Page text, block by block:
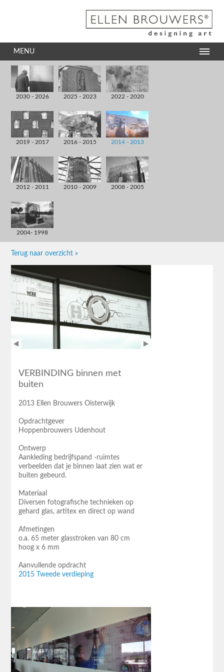
MENU
2030 - 2026 2025 - 2023 2022 - 2020
2019 - 2017 2016 - 2015 2014 - 2013
2012 - 2011 2010 - 2009 2008 - 2005
2004- 1998
Terug naar overzicht »
VERBINDING binnen met
buiten
2013 Ellen Brouwers Oisterwijk
Opdrachtgever
Hoppenbrouwers Udenhout
Ontwerp
Aankleding bedrijfspand -ruimtes
verbeelden dat je binnen laat zien wat er
buiten gebeurd.
Materiaal
Diversen fotografische technieken op
gehard glas, artitex en direct op wand
Afmetingen
o.a. 65 meter glasstroken van 80 cm
hoog x 6 mm
Aanvullende opdracht
2015 Tweede verdieping